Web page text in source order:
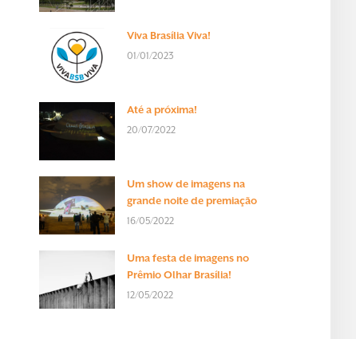
Viva Brasília Viva!
01/01/2023
Até a próxima!
20/07/2022
Um show de imagens na
grande noite de premiação
16/05/2022
Uma festa de imagens no
Prêmio Olhar Brasília!
12/05/2022